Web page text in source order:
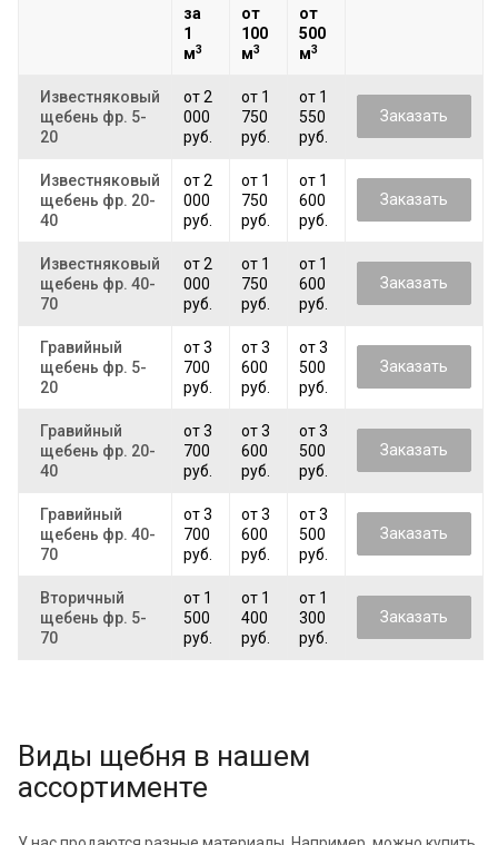
за
1
м3
от
100
м3
от
500
м3
Известняковый
щебень фр. 5-
20
от 2
000
руб.
от 1
750
руб.
от 1
550
руб.
Заказать
Известняковый
щебень фр. 20-
40
от 2
000
руб.
от 1
750
руб.
от 1
600
руб.
Заказать
Известняковый
щебень фр. 40-
70
от 2
000
руб.
от 1
750
руб.
от 1
600
руб.
Заказать
Гравийный
щебень фр. 5-
20
от 3
700
руб.
от 3
600
руб.
от 3
500
руб.
Заказать
Гравийный
щебень фр. 20-
40
от 3
700
руб.
от 3
600
руб.
от 3
500
руб.
Заказать
Гравийный
щебень фр. 40-
70
от 3
700
руб.
от 3
600
руб.
от 3
500
руб.
Заказать
Вторичный
щебень фр. 5-
70
от 1
500
руб.
от 1
400
руб.
от 1
300
руб.
Заказать
Виды щебня в нашем
ассортименте